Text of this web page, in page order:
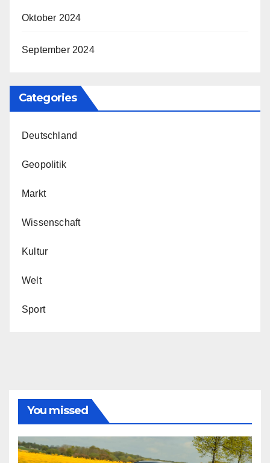
Oktober 2024
September 2024
Categories
Deutschland
Geopolitik
Markt
Wissenschaft
Kultur
Welt
Sport
You missed